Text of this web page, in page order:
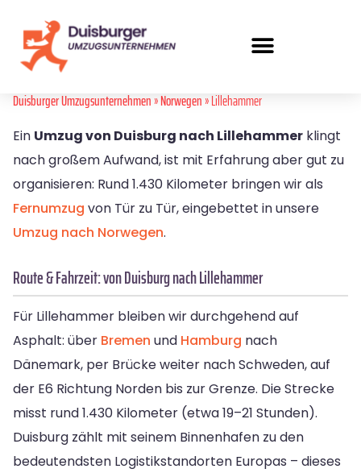
Duisburger Umzugsunternehmen»Norwegen» Lillehammer
Ein Umzug von Duisburg nach Lillehammer klingt
nach großem Aufwand, ist mit Erfahrung aber gut zu
organisieren: Rund 1.430 Kilometer bringen wir als
Fernumzug von Tür zu Tür, eingebettet in unsere
Umzug nach Norwegen.
Route & Fahrzeit: von Duisburg nach Lillehammer
Für Lillehammer bleiben wir durchgehend auf
Asphalt: über Bremen und Hamburg nach
Dänemark, per Brücke weiter nach Schweden, auf
der E6 Richtung Norden bis zur Grenze. Die Strecke
misst rund 1.430 Kilometer (etwa 19–21 Stunden).
Duisburg zählt mit seinem Binnenhafen zu den
bedeutendsten Logistikstandorten Europas – dieses